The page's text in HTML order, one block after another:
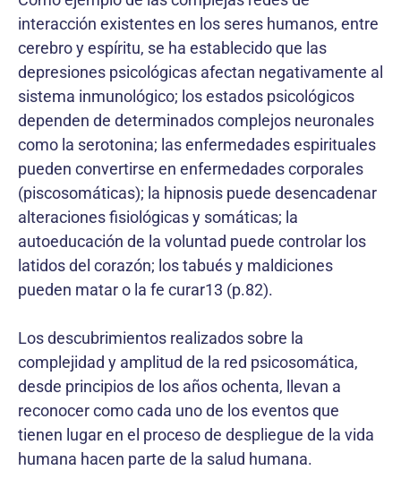
interacción existentes en los seres humanos, entre
cerebro y espíritu, se ha establecido que las
depresiones psicológicas afectan negativamente al
sistema inmunológico; los estados psicológicos
dependen de determinados complejos neuronales
como la serotonina; las enfermedades espirituales
pueden convertirse en enfermedades corporales
(piscosomáticas); la hipnosis puede desencadenar
alteraciones fisiológicas y somáticas; la
autoeducación de la voluntad puede controlar los
latidos del corazón; los tabués y maldiciones
pueden matar o la fe curar13 (p.82).
Los descubrimientos realizados sobre la
complejidad y amplitud de la red psicosomática,
desde principios de los años ochenta, llevan a
reconocer como cada uno de los eventos que
tienen lugar en el proceso de despliegue de la vida
humana hacen parte de la salud humana.